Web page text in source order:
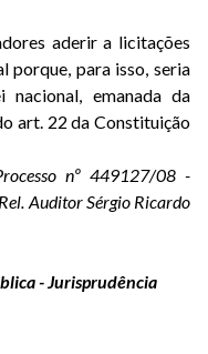
aderir a licitações
porque, para isso, seria
nacional, emanada da
art. 22 da Constituição
nº 449127/08 -
Auditor Sérgio Ricardo
- Jurisprudência